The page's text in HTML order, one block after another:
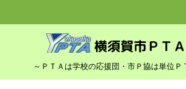
～ＰＴＡは学校の応援団・市Ｐ協は単位Ｐ